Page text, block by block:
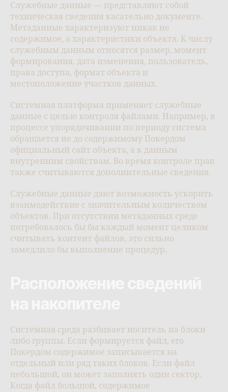
Служебные данные — представляют собой
техническая сведения касательно документе.
Метаданные характеризуют никак не
содержимое, а характеристики объекта. К числу
служебным данным относятся размер, момент
формирования, дата изменения, пользователь,
права доступа, формат объекта и
местоположение участков данных.
Системная платформа применяет служебные
данные с целью контроля файлами. Например, в
процессе упорядочивании по периоду система
обращается не до содержимому Покердом
официальный сайт объекта, а к данным
внутренним свойствам. Во время контроле прав
также считываются дополнительные сведения.
Служебные данные дают возможность ускорить
взаимодействие с значительным количеством
объектов. При отсутствии метаданных среде
потребовалось бы бы каждый момент целиком
считывать контент файлов, это сильно
замедлило бы выполнение процедур.
Системная среда разбивает носитель на блоки
либо группы. Если формируется файл, его
Покердом содержимое записывается на
отдельный или ряд таких блоков. Если файл
небольшой, он может заполнять один сектор.
Когда файл большой, содержимое